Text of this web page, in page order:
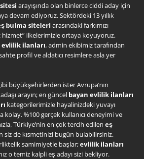
arayışında olan binlerce ciddi aday için
devam ediyoruz. Sektördeki 13 yıllık
bulma siteleri arasındaki farkımızı
hizmet” ilkelerimizle ortaya koyuyoruz.
evlilik ilanları, admin ekibimiz tarafından
profil ve aldatıcı resimlere asla yer
büyükşehirlerden ister Avrupa’nın
arayın; en güncel bayan evlilik ilanları
kategorilerimizle hayalinizdeki yuvayı
kolay. %100 gerçek kullanıcı deneyimi ve
Türkiye’nin en çok tercih edilen eş
siz de kısmetinizi bugün bulabilirsiniz.
samimiyetle başlar;evlilik ilanları
o temiz kalpli eş adayı sizi bekliyor.